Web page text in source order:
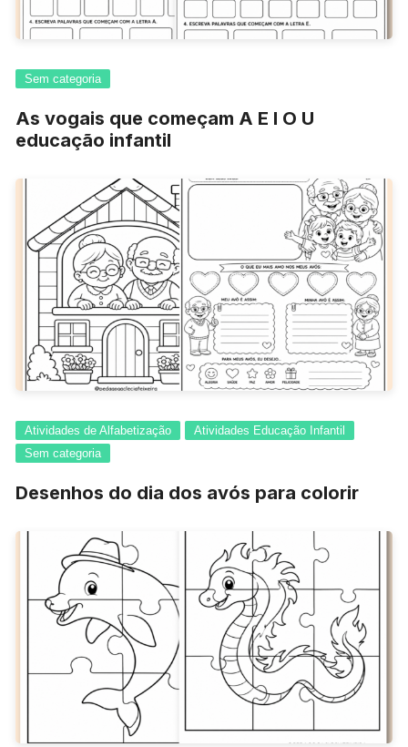
Sem categoria
As vogais que começam A E I O U
educação infantil
Atividades de Alfabetização
Atividades Educação Infantil
Sem categoria
Desenhos do dia dos avós para colorir